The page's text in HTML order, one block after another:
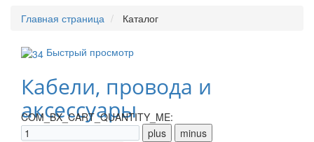
Главная страница Каталог
Быстрый просмотр
Кабели, провода и
аксессуары
COM_BX_CART_QUANTITY_ME: